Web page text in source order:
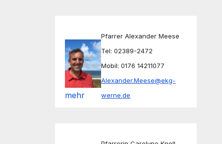
mehr
Pfarrer Alexander Meese
Tel: 02389-2472
Mobil: 0176 14211077
Alexander.Meese@ekg-
werne.de